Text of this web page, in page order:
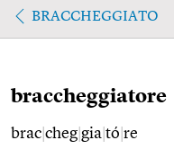
BRACCHEGGIATO
braccheggiatore
brac cheg gia tó re